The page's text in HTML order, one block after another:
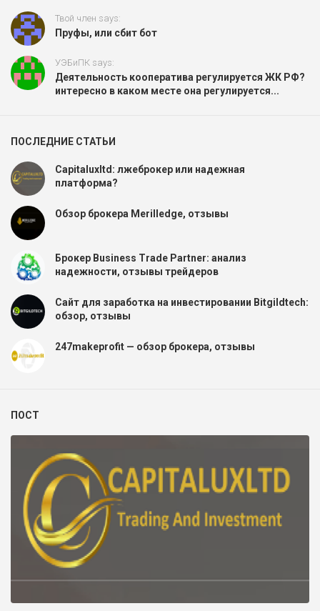
Твой член says:
Пруфы, или сбит бот
УЭБиПК says:
Деятельность кооператива регулируется ЖК РФ?
интересно в каком месте она регулируется...
ПОСЛЕДНИЕ СТАТЬИ
Capitaluxltd: лжеброкер или надежная
платформа?
Обзор брокера Merilledge, отзывы
Брокер Business Trade Partner: анализ
надежности, отзывы трейдеров
Сайт для заработка на инвестировании Bitgildtech:
обзор, отзывы
247makeprofit — обзор брокера, отзывы
ПОСТ